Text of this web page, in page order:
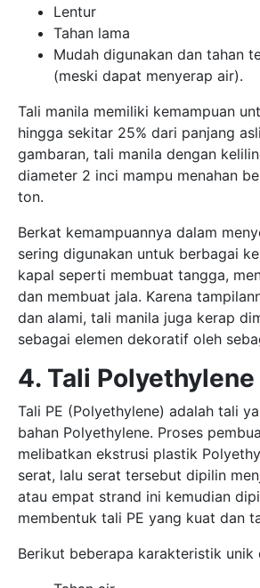
Lentur
Tahan lama
Mudah digunakan dan tahan
(meski dapat menyerap air).
Tali manila memiliki kemampuan
hingga sekitar 25% dari panjang
gambaran, tali manila dengan
diameter 2 inci mampu menahan
ton.
Berkat kemampuannya dalam
sering digunakan untuk berbagai
kapal seperti membuat tangga,
dan membuat jala. Karena
dan alami, tali manila juga kerap
sebagai elemen dekoratif oleh
4. Tali Polyethylene
Tali PE (Polyethylene) adalah tali
bahan Polyethylene. Proses
melibatkan ekstrusi plastik
serat, lalu serat tersebut dipilin
atau empat strand ini kemudian
membentuk tali PE yang kuat dan
Berikut beberapa karakteristik unik